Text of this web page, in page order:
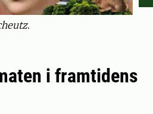
i framtidens